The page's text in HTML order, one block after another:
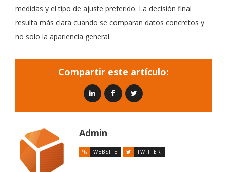
medidas y el tipo de ajuste preferido. La decisión final
resulta más clara cuando se comparan datos concretos y
no solo la apariencia general.
Compartir este artículo:
Admin
WEBSITE TWITTER